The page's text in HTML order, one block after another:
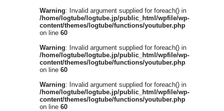
Warning: Invalid argument supplied for foreach() in
/home/logtube/logtube.jp/public_html/wpfile/wp-
content/themes/logtube/functions/youtuber.php
on line 60
Warning: Invalid argument supplied for foreach() in
/home/logtube/logtube.jp/public_html/wpfile/wp-
content/themes/logtube/functions/youtuber.php
on line 60
Warning: Invalid argument supplied for foreach() in
/home/logtube/logtube.jp/public_html/wpfile/wp-
content/themes/logtube/functions/youtuber.php
on line 60